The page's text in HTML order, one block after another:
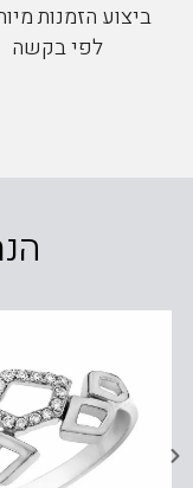
ביצוע הזמנות
לפי בקשה